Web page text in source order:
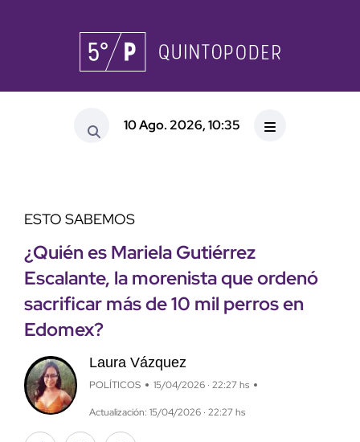
10 Ago. 2026, 10:35
ESTO SABEMOS
¿Quién es Mariela Gutiérrez
Escalante, la morenista que ordenó
sacrificar más de 10 mil perros en
Edomex?
Laura Vázquez
POLÍTICOS 15/04/2026 · 22:27 hs
Actualización: 15/04/2026 · 22:27 hs